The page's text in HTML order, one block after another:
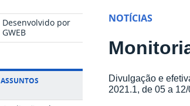
Desenvolvido por
GWEB
ASSUNTOS
NOTÍCIAS
Divulgação e
2021.1, de 05 a